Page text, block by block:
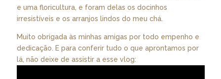
e uma floricultura, e foram delas os docinhos
irresistíveis e os arranjos lindos do meu chá.
Muito obrigada às minhas amigas por todo empenho e
dedicação. E para conferir tudo o que aprontamos por
lá, não deixe de assistir a esse vlog: